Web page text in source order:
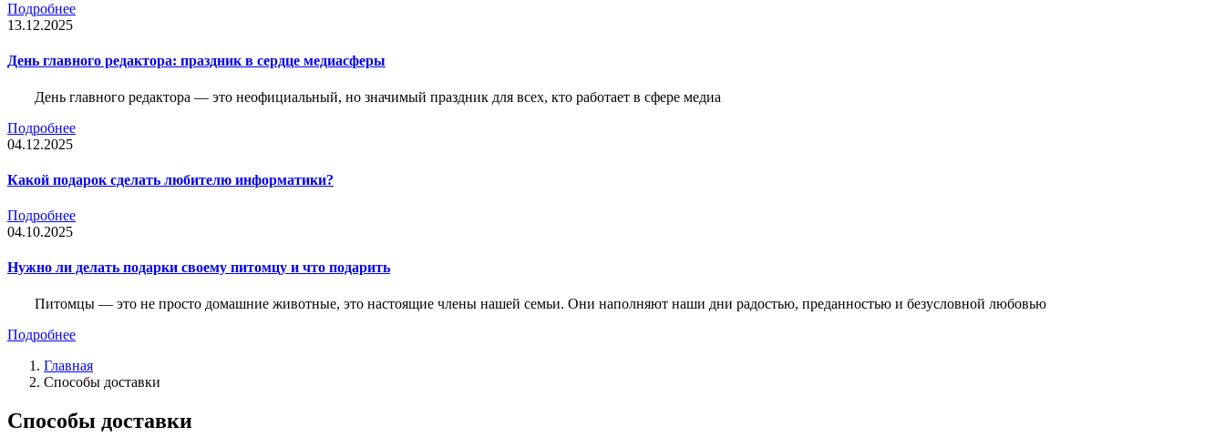
Подробнее
13.12.2025
День главного редактора: праздник в сердце медиасферы
День главного редактора — это неофициальный, но значимый праздник для всех, кто работает в сфере медиа
Подробнее
04.12.2025
Какой подарок сделать любителю информатики?
Подробнее
04.10.2025
Нужно ли делать подарки своему питомцу и что подарить
Питомцы — это не просто домашние животные, это настоящие члены нашей семьи. Они наполняют наши дни радостью, преданностью и безусловной любовью
Подробнее
Главная
Способы доставки
Способы доставки